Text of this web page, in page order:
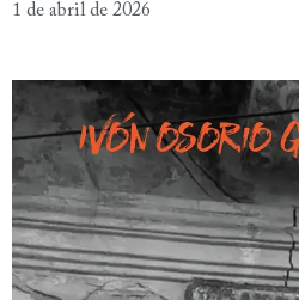
1 de abril de 2026